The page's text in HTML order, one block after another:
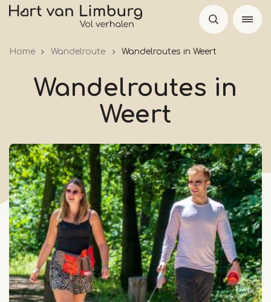
Overslaan
inhoud
Home Wandelroute Wandelroutes in Weert
Wandelroutes in
Weert